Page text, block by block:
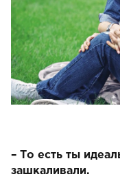
– То есть ты
зашкаливали.